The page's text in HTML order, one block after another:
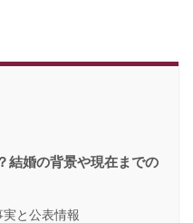
結婚の背景や現在までの
と公表情報